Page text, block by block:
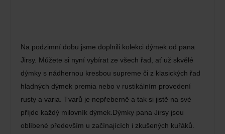
Na podzimní dobu jsme doplnili kolekci dýmek od pana
Jirsy. Můžete si nyní vybírat ze všech řad, ať už skvělé
dýmky s nádhernou kresbou supreme či z klasických řad
hladných dýmek premia nebo v rustikálním provedení
rusty a varia. Tvarů je nepřeberně a tak si jistě na své
příjde každý milovník dýmek.Dýmky pana Jirsy jsou
oblíbené především u začínajících i zkušených kuřáků.